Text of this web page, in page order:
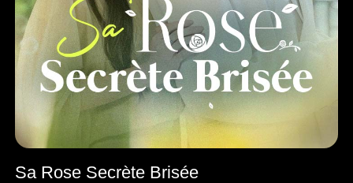
Sa Rose Secrète Brisée